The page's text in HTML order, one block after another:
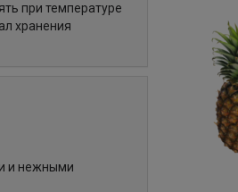
при температуре
хранения
и нежными